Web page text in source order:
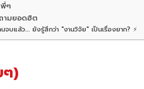
ๆ
ามยอดฮิต
นจบแล้ว... ยังรู้สึกว่า "งานวิจัย" เป็นเรื่องยาก? ⚡
ๆ)